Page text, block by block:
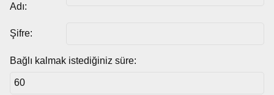
Adı:
Şifre:
Bağlı kalmak istediğiniz süre: